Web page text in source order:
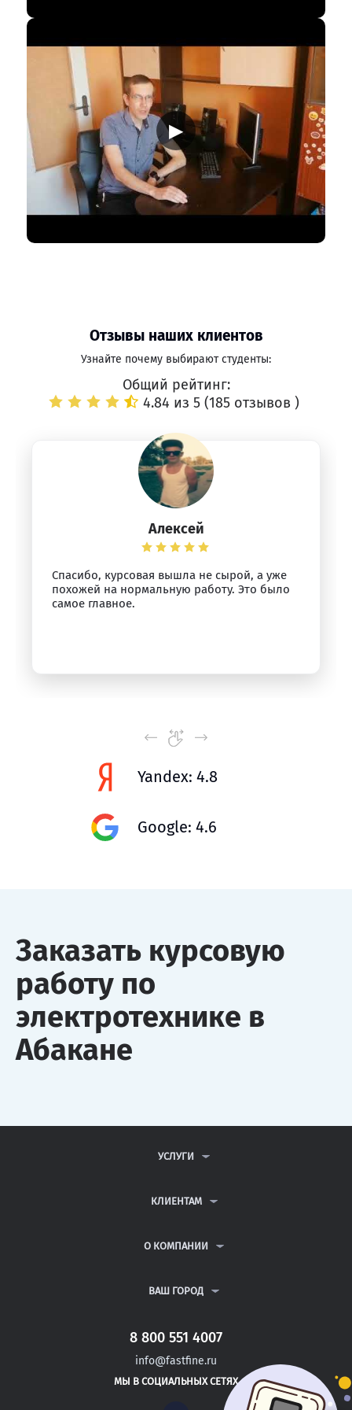
▶
Отзывы наших клиентов
Узнайте почему выбирают студенты:
Общий рейтинг:
4.84 из 5 (185 отзывов )
Алексей
Спасибо, курсовая вышла не сырой, а уже
похожей на нормальную работу. Это было
самое главное.
Yandex: 4.8
Google: 4.6
Заказать курсовую
работу по
электротехнике в
Абакане
УСЛУГИ
ДИПЛОМНЫЕ РАБОТЫ
РЕФЕРАТЫ
КЛИЕНТАМ
ВОПРОСЫ И ОТВЕТЫ
ПОЛИТИКА КОНФИДЕНЦИАЛЬНОСТИ
О КОМПАНИИ
КОНТАКТЫ
ВАШ ГОРОД
САНКТ-ПЕТЕРБУРГ
ЧАЙКОВСКИЙ
ЧЕРЕПОВЕЦ
8 800 551 4007
info@fastfine.ru
МЫ В СОЦИАЛЬНЫХ СЕТЯХ